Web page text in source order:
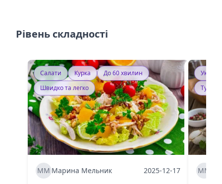
Рівень складності
Салати Курка
До 60 хвилин
Швидко та легко
ММ Марина Мельник 2025-12-17 ММ